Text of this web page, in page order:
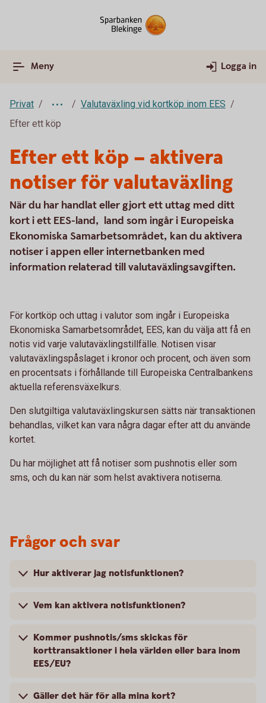
Meny Logga in
Privat
Valutaväxling vid kortköp inom EES
Efter ett köp
Efter ett köp – aktivera
notiser för valutaväxling
När du har handlat eller gjort ett uttag med ditt
kort i ett EES-land, land som ingår i Europeiska
Ekonomiska Samarbetsområdet, kan du aktivera
notiser i appen eller internetbanken med
information relaterad till valutaväxlingsavgiften.
För kortköp och uttag i valutor som ingår i Europeiska
Ekonomiska Samarbetsområdet, EES, kan du välja att få en
notis vid varje valutaväxlingstillfälle. Notisen visar
valutaväxlingspåslaget i kronor och procent, och även som
en procentsats i förhållande till Europeiska Centralbankens
aktuella referensväxelkurs.
Den slutgiltiga valutaväxlingskursen sätts när transaktionen
behandlas, vilket kan vara några dagar efter att du använde
kortet.
Du har möjlighet att få notiser som pushnotis eller som
sms, och du kan när som helst avaktivera notiserna.
Frågor och svar
Hur aktiverar jag notisfunktionen?
Vem kan aktivera notisfunktionen?
Kommer pushnotis/sms skickas för
korttransaktioner i hela världen eller bara inom
EES/EU?
Gäller det här för alla mina kort?